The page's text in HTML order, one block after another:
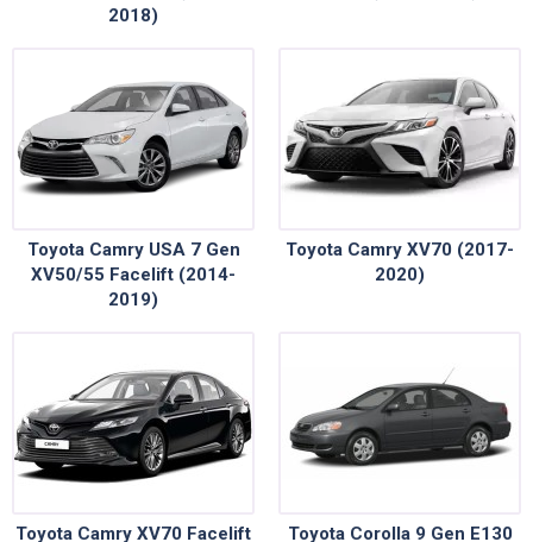
2018)
Toyota Camry USA 7 Gen
XV50/55 Facelift (2014-
2019)
Toyota Camry XV70 (2017-
2020)
Toyota Camry XV70 Facelift Toyota Corolla 9 Gen E130